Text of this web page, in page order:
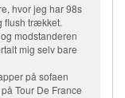
hvor jeg har 98s
flush trækket.
modstanderen
mig selv bare
på sofaen
Tour De France